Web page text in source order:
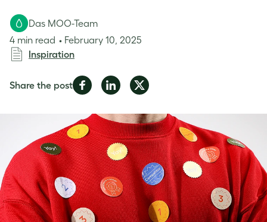
Das MOO-Team
4 min read
February 10, 2025
Inspiration
Share the postShare
Facebook
Share
LinkedIn
Share
Twitter